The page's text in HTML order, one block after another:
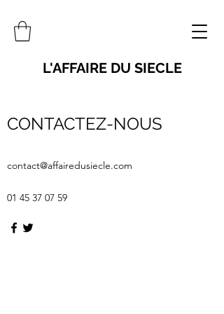
L'AFFAIRE DU SIECLE
CONTACTEZ-NOUS
contact@affairedusiecle.com
01 45 37 07 59